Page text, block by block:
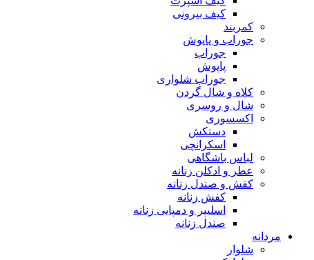
کیف بیرونی
کمربند
جوراب و پاپوش
جوراب
پاپوش
جوراب شلواری
کلاه و شال گردن
شال و روسری
اکسسوری
دستکش
اسکرانچی
لباس باشگاهی
عطر و ادکلن زنانه
کفش و صندل زنانه
کفش زنانه
اسلیپر و دمپایی زنانه
صندل زنانه
مردانه
شلوار